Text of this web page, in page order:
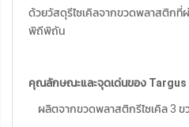
ด้วยวัสดุรีไซเคิลจากขวดพลาสติกที่
พิถีพิถัน
คุณลักษณะและจุดเด่นของ Targus
ผลิตจากขวดพลาสติกรีไซเคิล 3 ข